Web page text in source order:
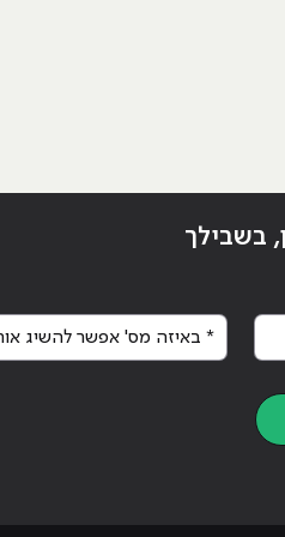
בשבילך
* באיזה מס' אפשר להשיג אותך?